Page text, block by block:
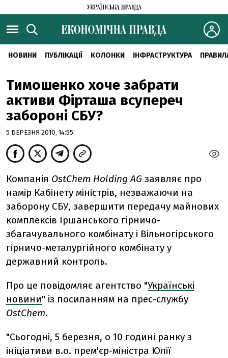
НОВИНИ ПУБЛІКАЦІЇ КОЛОНКИ ІНФРАСТРУКТУРА
Тимошенко хоче забрати
активи Фірташа всупереч
забороні СБУ?
5 БЕРЕЗНЯ 2010, 14:55
Компанія OstChem Holding AG заявляє про
намір Кабінету міністрів, незважаючи на
заборону СБУ, завершити передачу майнових
комплексів Іршанського гірничо-
збагачувального комбінату і Вільногірського
гірничо-металургійного комбінату у
державний контроль.
Про це повідомляє агентство "Українські
новини" із посиланням на прес-службу
OstChem.
"Сьогодні, 5 березня, о 10 годині ранку з
ініціативи в.о. прем'єр-міністра Юлії